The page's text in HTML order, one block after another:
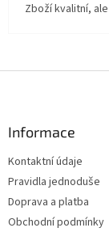
Zboží kvalitní,
Informace
Kontaktní údaje
Pravidla jednoduše
Doprava a platba
Obchodní podmínky